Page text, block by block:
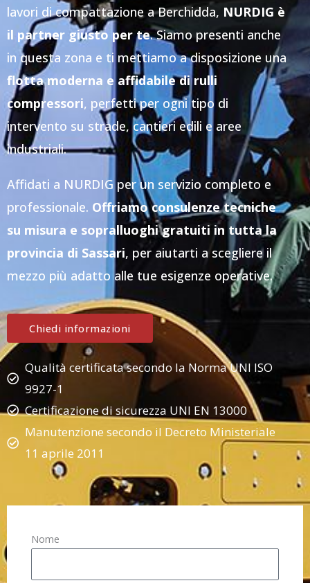
lavori di compattazione a Berchidda, NURDIG è
il partner giusto per te. Siamo presenti anche
in questa zona e ti mettiamo a disposizione una
flotta moderna e affidabile di rulli
compressori, perfetti per ogni tipo di
intervento su strade, cantieri edili e aree
industriali.
Affidati a NURDIG per un servizio completo e
professionale. Offriamo consulenze tecniche
su misura e sopralluoghi gratuiti in tutta la
provincia di Sassari, per aiutarti a scegliere il
mezzo più adatto alle tue esigenze operative.
Chiedi informazioni
Qualità certificata secondo la Norma UNI ISO
9927-1
Certificazione di sicurezza UNI EN 13000
Manutenzione secondo il Decreto Ministeriale
11 aprile 2011
Nome